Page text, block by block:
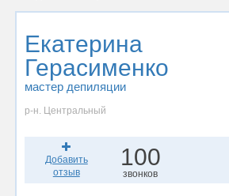
Екатерина
Герасименко
мастер депиляции
р-н. Центральный
Добавить
отзыв
100
звонков